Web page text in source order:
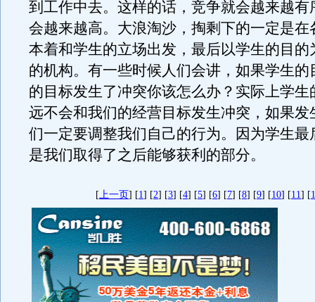
到工作中去。这样的话，竞争就会越来越有
会越来越高。大浪淘沙，掏剩下的一定是在
本着和学生的立场出发，最后以学生的目的
的机构。有一些时候人们会讲，如果学生的
的目标发生了冲突你该怎么办？实际上学生
远不会和我们的经营目标发生冲突，如果发
们一定要调整我们自己的行为。因为学生最
是我们取得了之后能够获利的部分。
[上一页] [1] [2] [3] [4] [5] [6] [7] [8] [9] [10] [11] [